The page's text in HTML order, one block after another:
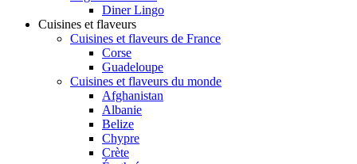
Diner Lingo
Cuisines et flaveurs
Cuisines et flaveurs de France
Corse
Guadeloupe
Cuisines et flaveurs du monde
Afghanistan
Albanie
Belize
Chypre
Crète